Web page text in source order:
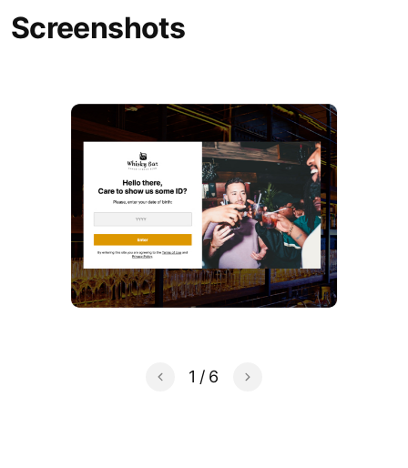
Screenshots
1 / 6